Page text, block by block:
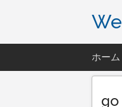
Skip
to
ホーム